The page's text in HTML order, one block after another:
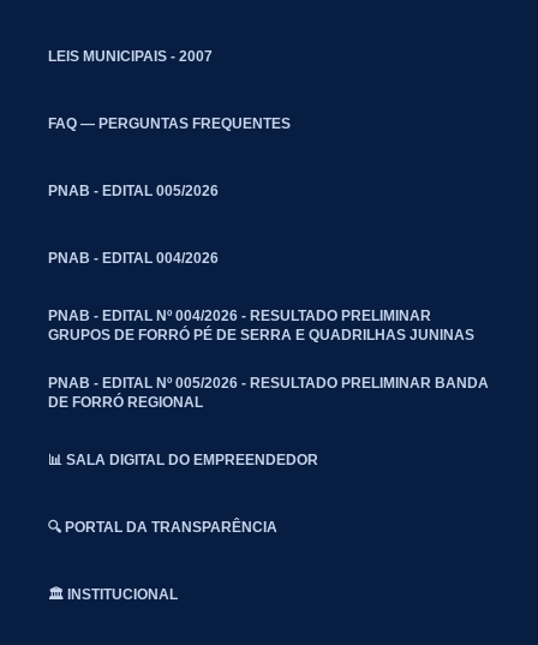
LEIS MUNICIPAIS - 2007
FAQ — PERGUNTAS FREQUENTES
PNAB - EDITAL 005/2026
PNAB - EDITAL 004/2026
PNAB - EDITAL Nº 004/2026 - RESULTADO PRELIMINAR
GRUPOS DE FORRÓ PÉ DE SERRA E QUADRILHAS JUNINAS
PNAB - EDITAL Nº 005/2026 - RESULTADO PRELIMINAR BANDA
DE FORRÓ REGIONAL
📊 SALA DIGITAL DO EMPREENDEDOR
🔍 PORTAL DA TRANSPARÊNCIA
🏛️ INSTITUCIONAL